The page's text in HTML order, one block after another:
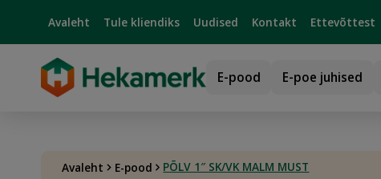
Avaleht Tule kliendiks Uudised Kontakt Ettevõttest
E-pood E-poe juhised
Avaleht E-pood PÕLV 1″ SK/VK MALM MUST